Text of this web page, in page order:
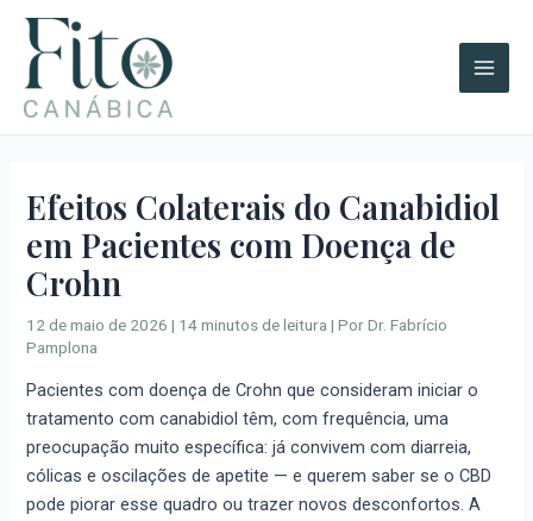
para
conteúdo
Efeitos Colaterais do Canabidiol
em Pacientes com Doença de
Crohn
12 de maio de 2026| 14 minutos de leitura | PorDr. Fabrício
Pamplona
Pacientes com doença de Crohn que consideram iniciar o
tratamento com canabidiol têm, com frequência, uma
preocupação muito específica: já convivem com diarreia,
cólicas e oscilações de apetite — e querem saber se o CBD
pode piorar esse quadro ou trazer novos desconfortos. A
A
r
q
u
o
s